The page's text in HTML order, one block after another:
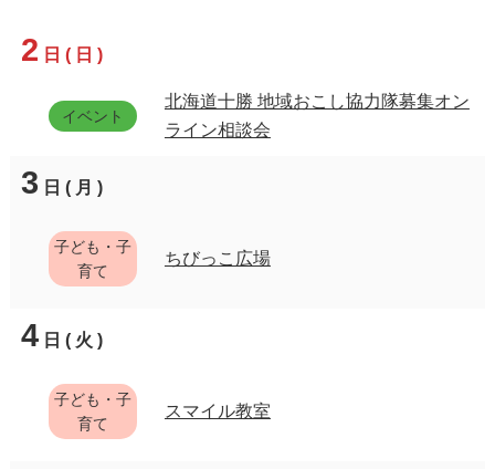
2 日(日)
イベント
北海道十勝 地域おこし協力隊募集オン
ライン相談会
3 日(月)
子ども・子
育て
ちびっこ広場
4 日(火)
子ども・子
育て
スマイル教室